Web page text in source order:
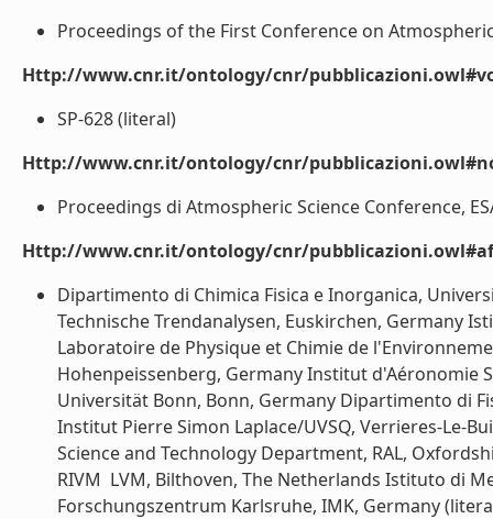
Proceedings of the First Conference on
Http://www.cnr.it/ontology/cnr/
SP-628 (literal)
Http://www.cnr.it/ontology/cnr/
Proceedings di Atmospheric Science Conference,
Http://www.cnr.it/ontology/cnr/
Dipartimento di Chimica Fisica e Inorganica,
Technische Trendanalysen, Euskirchen, Germany
Laboratoire de Physique et Chimie de
Hohenpeissenberg, Germany Institut d'Aéronomie
Universität Bonn, Bonn, Germany Dipartimento di
Institut Pierre Simon Laplace/UVSQ, Verrieres-Le-
Science and Technology Department, RAL,
RIVM  LVM, Bilthoven, The Netherlands Istituto di
Forschungszentrum Karlsruhe, IMK, Germany